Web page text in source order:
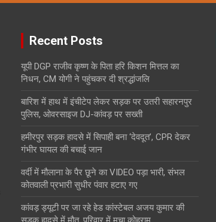
Recent Posts
यूपी DGP राजीव कृष्ण के पिता हरि किशन मित्तल का
निधन, CM योगी ने पहुंचकर दी श्रद्धांजलि
बारिश में हाथ में इंचीटेप लेकर सड़क पर उतरी सहारनपुर
पुलिस, ओवरसाइज DJ-कांवड़ पर सख्ती
हमीरपुर सड़क हादसे में सिपाही बना ‘देवदूत’, CPR देकर
गंभीर घायल की बचाई जान
वर्दी में मौलाना के पैर छूने का VIDEO पड़ा भारी, संभल
कोतवाली प्रभारी सुधीर पंवार हटाए गए
कांवड़ ड्यूटी पर जा रहे हेड कांस्टेबल अजय कुमार की